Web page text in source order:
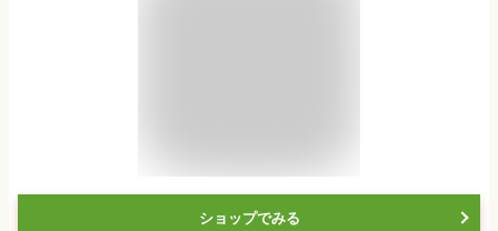
ショップでみる